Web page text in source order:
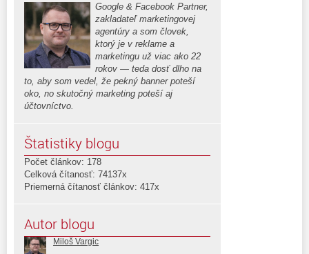
Google & Facebook Partner,
zakladateľ marketingovej
agentúry a som človek,
ktorý je v reklame a
marketingu už viac ako 22
rokov — teda dosť dlho na
to, aby som vedel, že pekný banner poteší
oko, no skutočný marketing poteší aj
účtovníctvo.
Štatistiky blogu
Počet článkov: 178
Celková čítanosť: 74137x
Priemerná čítanosť článkov: 417x
Autor blogu
Miloš Vargic